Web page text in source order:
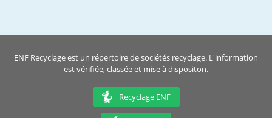
ENF Recyclage est un répertoire de sociétés recyclage. L'information
est vérifiée, classée et mise à dispositon.
Recyclage ENF